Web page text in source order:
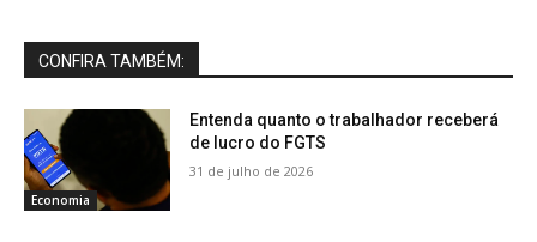
CONFIRA TAMBÉM:
Economia
Entenda quanto o trabalhador receberá
de lucro do FGTS
31 de julho de 2026